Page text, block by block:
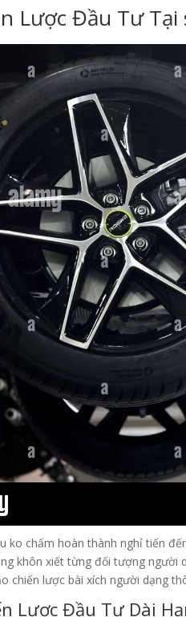
Lược Đầu Tư
ko chấm hoàn thành nghỉ tiến
khôn xiết từng đối tượng người
chiến lược bài xích người dạng
Lược Đầu Tư Dài